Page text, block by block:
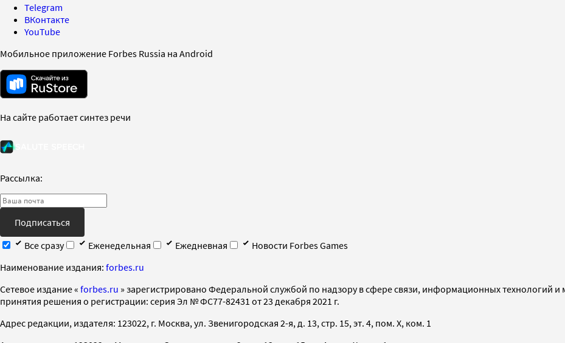
Telegram
ВКонтакте
YouTube
Мобильное приложение Forbes Russia на Android
На сайте работает синтез речи
Рассылка:
Подписаться
Все сразу
Еженедельная Ежедневная
Новости Forbes Games
Наименование издания: forbes.ru
Cетевое издание « forbes.ru » зарегистрировано Федеральной службой по надзору в сфере связи, информационных технологий
принятия решения о регистрации: серия Эл № ФС77-82431 от 23 декабря 2021 г.
Адрес редакции, издателя: 123022, г. Москва, ул. Звенигородская 2-я, д. 13, стр. 15, эт. 4, пом. X, ком. 1